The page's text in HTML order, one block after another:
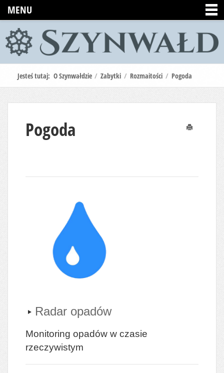
MENU
Jesteś tutaj: O Szynwałdzie / Zabytki / Rozmaitości / Pogoda
Pogoda
Radar opadów
Monitoring opadów w czasie
rzeczywistym